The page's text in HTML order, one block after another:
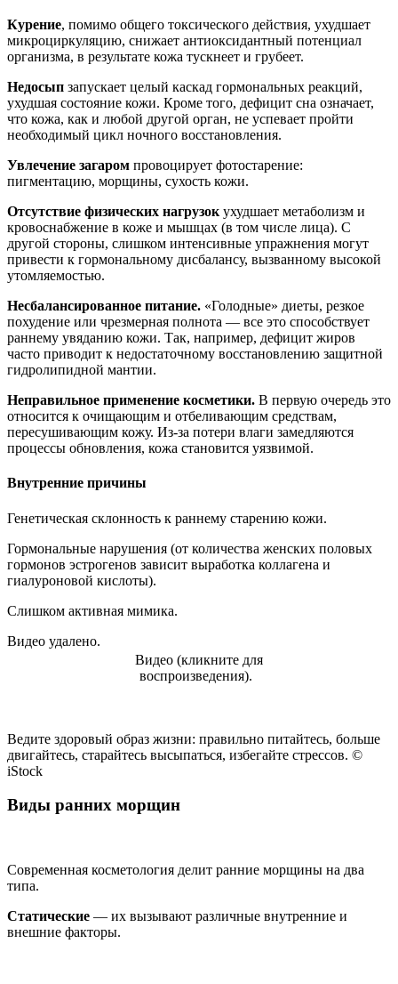
Курение, помимо общего токсического действия, ухудшает
микроциркуляцию, снижает антиоксидантный потенциал
организма, в результате кожа тускнеет и грубеет.
Недосып запускает целый каскад гормональных реакций,
ухудшая состояние кожи. Кроме того, дефицит сна означает,
что кожа, как и любой другой орган, не успевает пройти
необходимый цикл ночного восстановления.
Увлечение загаром провоцирует фотостарение:
пигментацию, морщины, сухость кожи.
Отсутствие физических нагрузок ухудшает метаболизм и
кровоснабжение в коже и мышцах (в том числе лица). С
другой стороны, слишком интенсивные упражнения могут
привести к гормональному дисбалансу, вызванному высокой
утомляемостью.
Несбалансированное питание. «Голодные» диеты, резкое
похудение или чрезмерная полнота — все это способствует
раннему увяданию кожи. Так, например, дефицит жиров
часто приводит к недостаточному восстановлению защитной
гидролипидной мантии.
Неправильное применение косметики. В первую очередь это
относится к очищающим и отбеливающим средствам,
пересушивающим кожу. Из-за потери влаги замедляются
процессы обновления, кожа становится уязвимой.
Внутренние причины
Генетическая склонность к раннему старению кожи.
Гормональные нарушения (от количества женских половых
гормонов эстрогенов зависит выработка коллагена и
гиалуроновой кислоты).
Слишком активная мимика.
Видео удалено.
Видео (кликните для
воспроизведения).
Ведите здоровый образ жизни: правильно питайтесь, больше
двигайтесь, старайтесь высыпаться, избегайте стрессов. ©
iStock
Виды ранних морщин
Современная косметология делит ранние морщины на два
типа.
Статические — их вызывают различные внутренние и
внешние факторы.